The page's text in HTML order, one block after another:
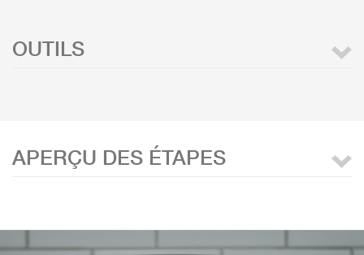
OUTILS
APERÇU DES ÉTAPES